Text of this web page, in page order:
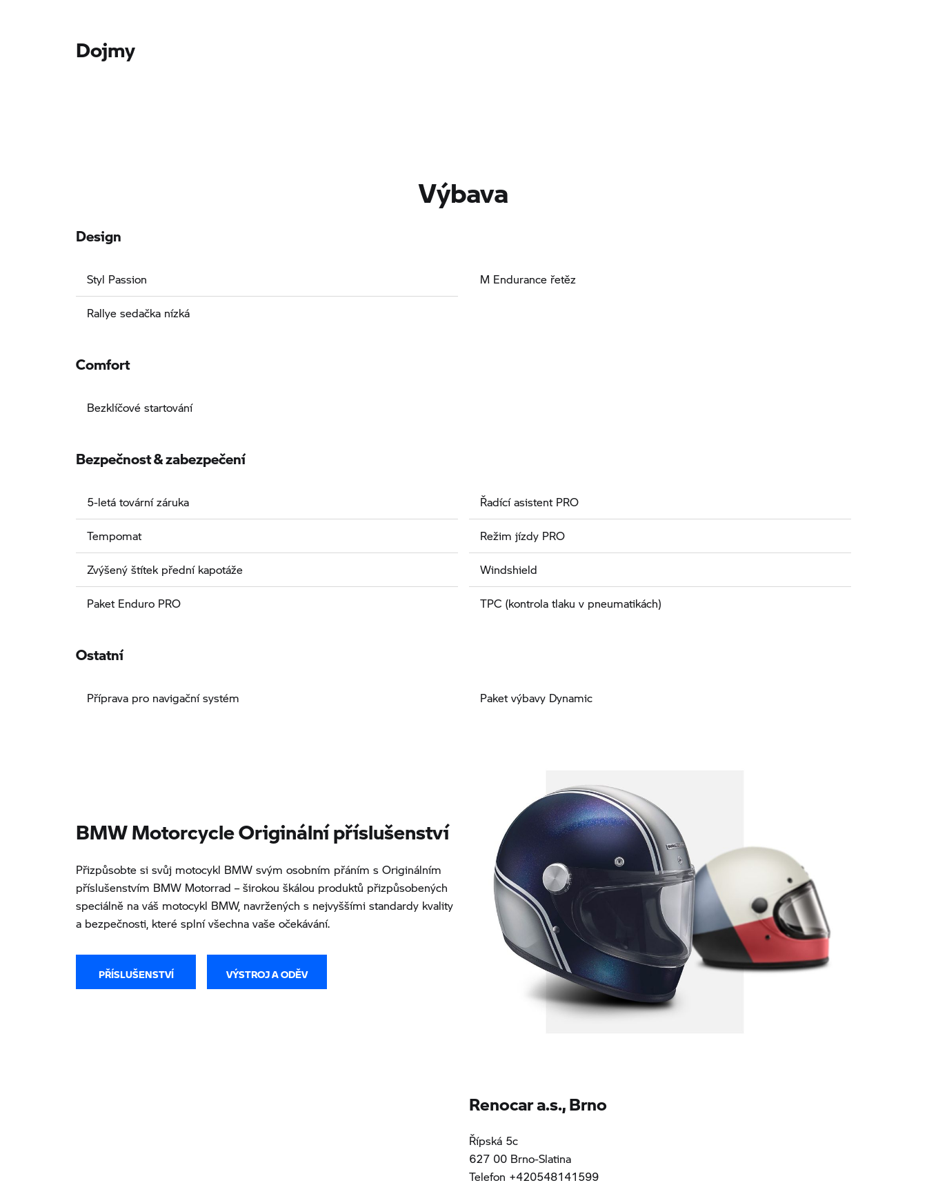
Dojmy
Výbava
Design
Styl Passion
Rallye sedačka nízká
M Endurance řetěz
Comfort
Bezklíčové startování
Bezpečnost & zabezpečení
5-letá tovární záruka
Tempomat
Zvýšený štítek přední kapotáže
Paket Enduro PRO
Řadící asistent PRO
Režim jízdy PRO
Windshield
TPC (kontrola tlaku v pneumatikách)
Ostatní
Příprava pro navigační systém Paket výbavy Dynamic
BMW Motorcycle Originální příslušenství
Přizpůsobte si svůj motocykl BMW svým osobním přáním s Originálním
příslušenstvím BMW Motorrad – širokou škálou produktů přizpůsobených
speciálně na váš motocykl BMW, navržených s nejvyššími standardy kvality
a bezpečnosti, které splní všechna vaše očekávání.
PŘÍSLUŠENSTVÍ VÝSTROJ A ODĚV
Renocar a.s., Brno
Řípská 5c
627 00 Brno-Slatina
Telefon +420548141599